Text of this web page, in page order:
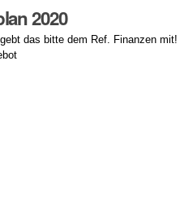
2020
das bitte dem Ref. Finanzen mit!